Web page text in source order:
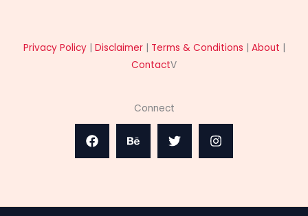
Privacy Policy| Disclaimer| Terms & Conditions | About |
ContactV
Connect